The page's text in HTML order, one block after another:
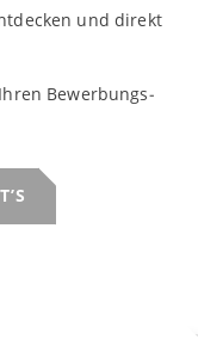
und direkt
Bewerbungs­